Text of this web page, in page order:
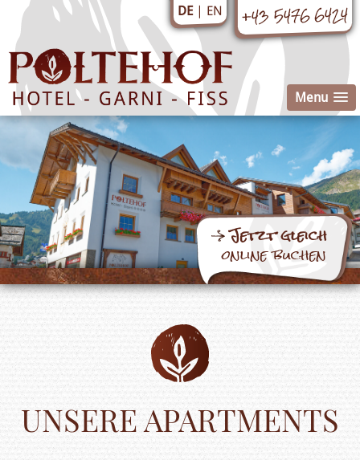
DE EN +43 5476 6424
Menu
Jetzt gleich
online buchen
UNSERE APARTMENTS